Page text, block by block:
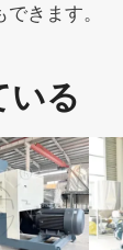
できます。
いる